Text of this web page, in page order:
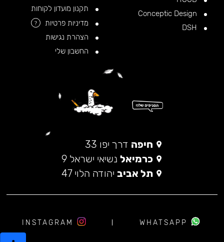
תקנון מועדון לקוחות
מדיניות פרטיות
?
הצהרת נגישות
החשבון שלי
חיפה דרך יפו 33
כרמיאל נשיאי ישראל 9
תל אביב יהודה הלוי 47
WHATSAPP
INSTAGRAM